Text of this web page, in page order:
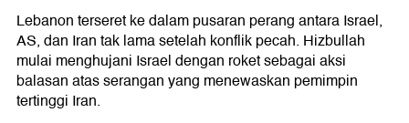
Lebanon terseret ke dalam pusaran perang antara Israel,
AS, dan Iran tak lama setelah konflik pecah. Hizbullah
mulai menghujani Israel dengan roket sebagai aksi
balasan atas serangan yang menewaskan pemimpin
tertinggi Iran.